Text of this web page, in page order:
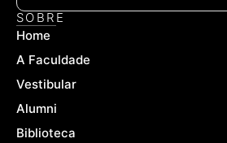
e
b
o
k
f
t t
SOBRE
Home
A Faculdade
Vestibular
Alumni
Biblioteca